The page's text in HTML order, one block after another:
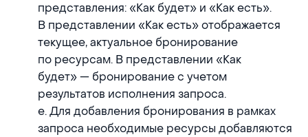
представления: «Как будет» и «Как есть».
В представлении «Как есть» отображается
текущее, актуальное бронирование
по ресурсам. В представлении «Как
будет» — бронирование с учетом
результатов исполнения запроса.
e. Для добавления бронирования в рамках
запроса необходимые ресурсы добавляются